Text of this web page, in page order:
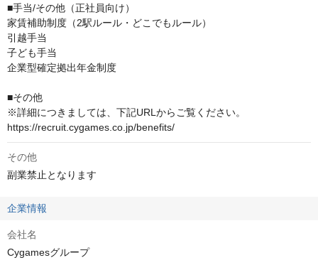
■手当/その他（正社員向け）
家賃補助制度（2駅ルール・どこでもルール）
引越手当
子ども手当
企業型確定拠出年金制度
■その他
※詳細につきましては、下記URLからご覧ください。
https://recruit.cygames.co.jp/benefits/
その他
副業禁止となります
企業情報
会社名
Cygamesグループ